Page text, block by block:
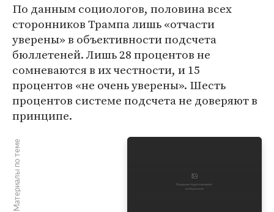
По данным социологов, половина всех
сторонников Трампа лишь «отчасти
уверены» в объективности подсчета
бюллетеней. Лишь 28 процентов не
сомневаются в их честности, и 15
процентов «не очень уверены». Шесть
процентов системе подсчета не доверяют в
принципе.
Материалы по теме